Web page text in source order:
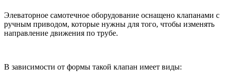
Элеваторное самотечное оборудование оснащено клапанами с
ручным приводом, которые нужны для того, чтобы изменять
направление движения по трубе.
В зависимости от формы такой клапан имеет виды: